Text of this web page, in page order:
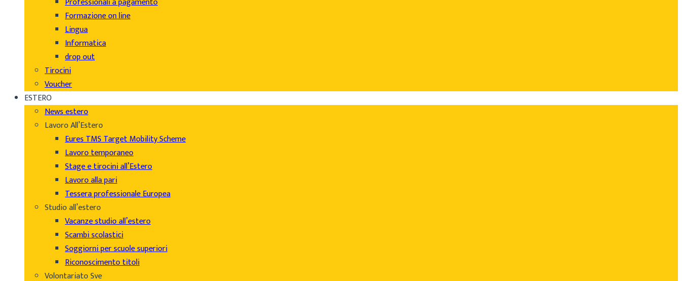
Formazione on line
Lingua
Informatica
drop out
Tirocini
Voucher
ESTERO
News estero
Lavoro All’Estero
Eures TMS Target Mobility Scheme
Lavoro temporaneo
Stage e tirocini all’Estero
Lavoro alla pari
Tessera professionale Europea
Studio all’estero
Vacanze studio all’estero
Scambi scolastici
Soggiorni per scuole superiori
Riconoscimento titoli
Volontariato Sve